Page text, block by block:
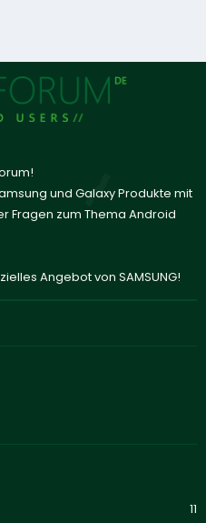
und Galaxy Produkte mit
Fragen zum Thema Android
Angebot von SAMSUNG!
11